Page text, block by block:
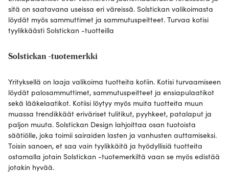
sitä on saatavana useissa eri väreissä. Solstickan valikoimasta
löydät myös sammuttimet ja sammutuspeitteet. Turvaa kotisi
tyylikkäästi Solstickan -tuotteilla
Solstickan -tuotemerkki
Yrityksellä on laaja valikoima tuotteita kotiin. Kotisi turvaamiseen
löydät palosammuttimet, sammutuspeitteet ja ensiapulaatikot
sekä lääkelaatikot. Kotiisi löytyy myös muita tuotteita muun
muassa trendikkäät eriväriset tulitikut, pyyhkeet, patalaput ja
paljon muuta. Solstickan Design lahjoittaa osan tuotoista
säätiölle, joka toimii sairaiden lasten ja vanhusten auttamiseksi.
Toisin sanoen, et saa vain tyylikkäitä ja hyödyllisiä tuotteita
ostamalla jotain Solstickan -tuotemerkiltä vaan se myös edistää
jotakin hyvää.